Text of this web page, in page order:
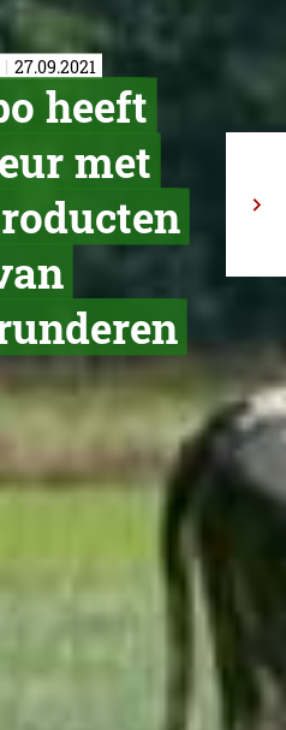
27.09.2021